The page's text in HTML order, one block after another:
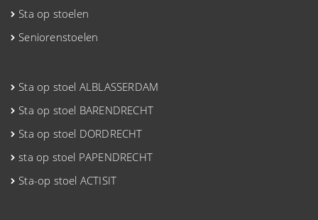
Sta op stoelen
Seniorenstoelen
Sta op stoel ALBLASSERDAM
Sta op stoel BARENDRECHT
Sta op stoel DORDRECHT
sta op stoel PAPENDRECHT
Sta-op stoel ACTISIT